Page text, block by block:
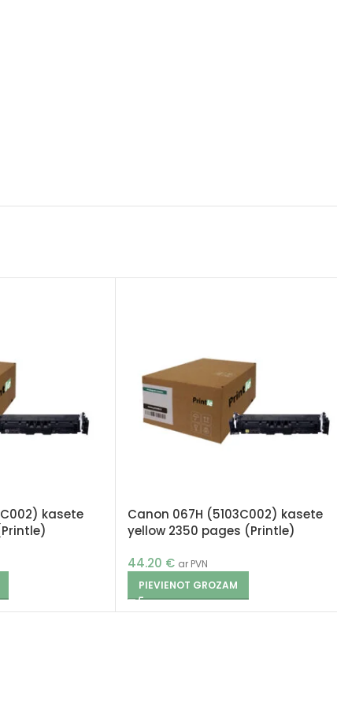
kasete
Canon 067H (5103C002) kasete
yellow 2350 pages (Printle)
44.20 € ar PVN
PIEVIENOT GROZAM